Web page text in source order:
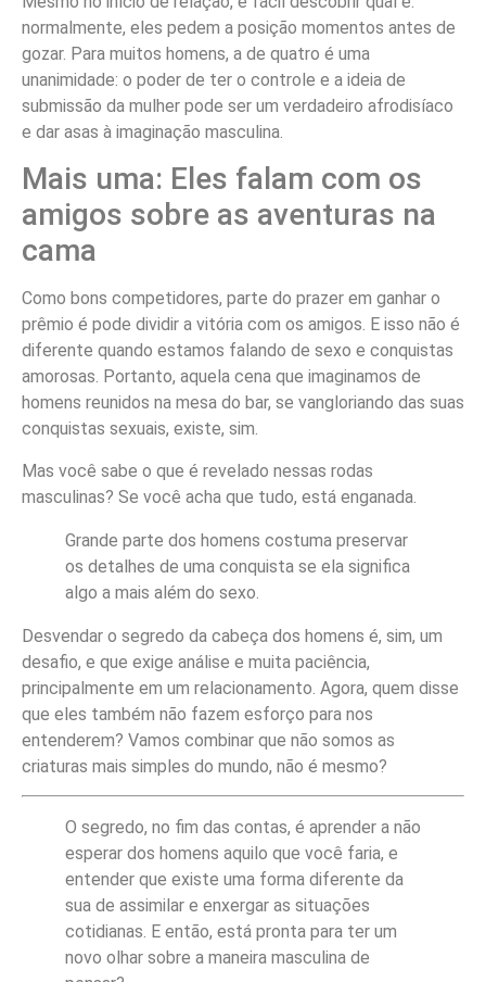
normalmente, eles pedem a posição momentos antes de
gozar. Para muitos homens, a de quatro é uma
unanimidade: o poder de ter o controle e a ideia de
submissão da mulher pode ser um verdadeiro afrodisíaco
e dar asas à imaginação masculina.
Mais uma: Eles falam com os
amigos sobre as aventuras na
cama
Como bons competidores, parte do prazer em ganhar o
prêmio é pode dividir a vitória com os amigos. E isso não é
diferente quando estamos falando de sexo e conquistas
amorosas. Portanto, aquela cena que imaginamos de
homens reunidos na mesa do bar, se vangloriando das suas
conquistas sexuais, existe, sim.
Mas você sabe o que é revelado nessas rodas
masculinas? Se você acha que tudo, está enganada.
Grande parte dos homens costuma preservar
os detalhes de uma conquista se ela significa
algo a mais além do sexo.
Desvendar o segredo da cabeça dos homens é, sim, um
desafio, e que exige análise e muita paciência,
principalmente em um relacionamento. Agora, quem disse
que eles também não fazem esforço para nos
entenderem? Vamos combinar que não somos as
criaturas mais simples do mundo, não é mesmo?
O segredo, no fim das contas, é aprender a não
esperar dos homens aquilo que você faria, e
entender que existe uma forma diferente da
sua de assimilar e enxergar as situações
cotidianas. E então, está pronta para ter um
novo olhar sobre a maneira masculina de